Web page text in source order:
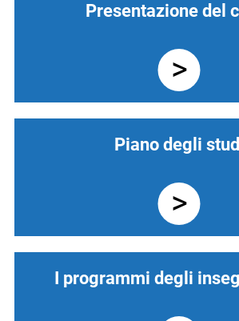
Presentazione del
Piano degli
I programmi degli